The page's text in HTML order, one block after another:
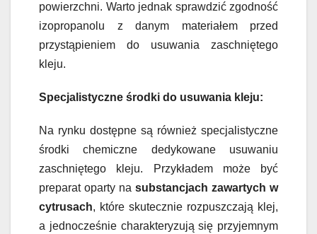
powierzchni. Warto jednak sprawdzić zgodność
izopropanolu z danym materiałem przed
przystąpieniem do usuwania zaschniętego
kleju.
Specjalistyczne środki do usuwania kleju:
Na rynku dostępne są również specjalistyczne
środki chemiczne dedykowane usuwaniu
zaschniętego kleju. Przykładem może być
preparat oparty na substancjach zawartych w
cytrusach, które skutecznie rozpuszczają klej,
a jednocześnie charakteryzują się przyjemnym